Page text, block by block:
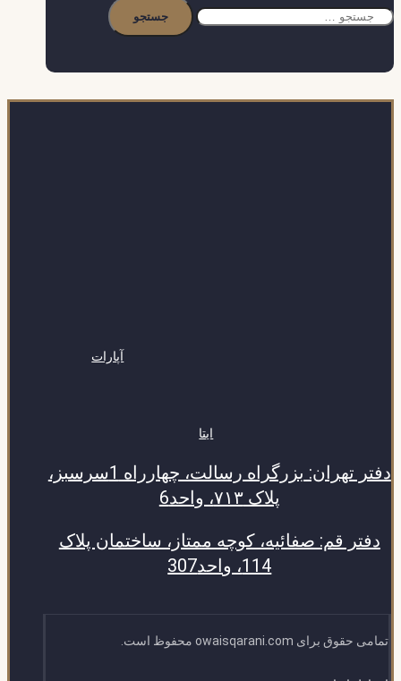
برای:
ایتا
آپارات
دفتر تهران: بزرگراه رسالت، چهارراه 1سرسبز،
پلاک ۷۱۳، واحد6
دفتر قم: صفائیه، کوچه ممتاز، ساختمان پلاک
114، واحد307
تمامی حقوق برای owaisqarani.com محفوظ است.